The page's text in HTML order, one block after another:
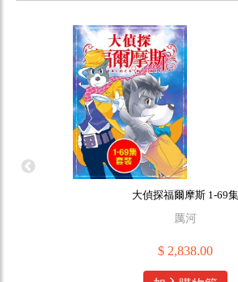
大偵探福爾摩斯 1-69集
厲河
$ 2,838.00